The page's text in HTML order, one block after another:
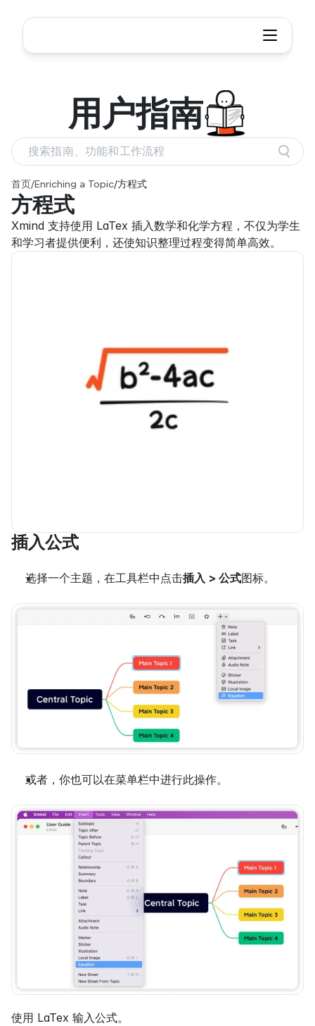
首页/Enriching a Topic/方程式
方程式
Xmind 支持使用 LaTex 插入数学和化学方程，不仅为学生
和学习者提供便利，还使知识整理过程变得简单高效。
插入公式
选择一个主题，在工具栏中点击插入 > 公式图标。
或者，你也可以在菜单栏中进行此操作。
使用 LaTex 输入公式。
用户指南
搜索指南、功能和工作流程